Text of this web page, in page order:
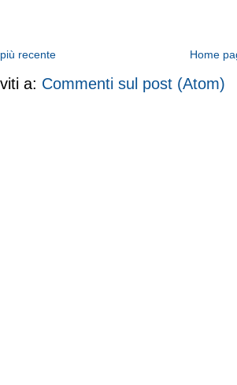
recente Home
a: Commenti sul post (Atom)